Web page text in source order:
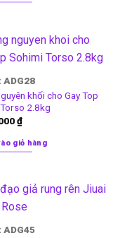
ADG28
khối cho Gay Top
2.8kg
₫
giỏ hàng
ADG45